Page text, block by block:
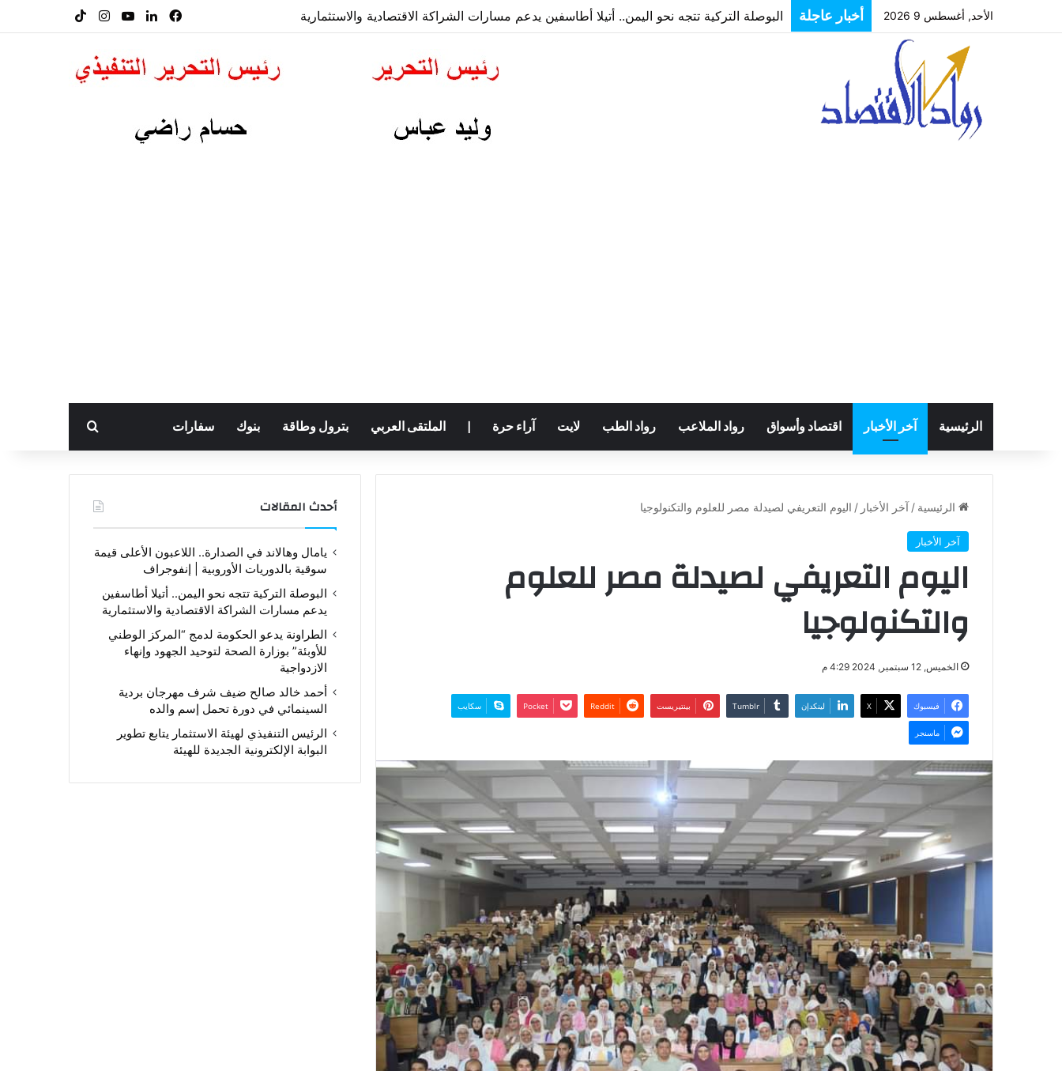
الأحد, أغسطس 9 2026 أخبار عاجلة
فيسبوكلينكدإن‫YouTube
انستقرام
الرئيسية آخر الأخبار اقتصاد وأسواق رواد الملاعب رواد الطب لايت آراء حرة الملتقى العربي بترول وطاقة بنوك سفارات بحث عن
الرئيسية / آخر الأخبار / اليوم التعريفي لصيدلة مصر للعلوم والتكنولوجيا
آخر الأخبار
اليوم التعريفي لصيدلة مصر للعلوم
والتكنولوجيا
الخميس, 12 سبتمبر, 2024 4:29 م
فيسبوك ‫X لينكدإن بينتيريست ‫Pocket سكايب
ماسنجر
أحدث المقالات
يامال وهالاند في الصدارة.. اللاعبون الأعلى قيمة
سوقية بالدوريات الأوروبية | إنفوجراف
البوصلة التركية تتجه نحو اليمن.. أتيلا أطاسفين
يدعم مسارات الشراكة الاقتصادية والاستثمارية
الطراونة يدعو الحكومة لدمج “المركز الوطني
للأوبئة” بوزارة الصحة لتوحيد الجهود وإنهاء
الازدواجية
أحمد خالد صالح ضيف شرف مهرجان بردية
السينمائي في دورة تحمل إسم والده
الرئيس التنفيذي لهيئة الاستثمار يتابع تطوير
البوابة الإلكترونية الجديدة للهيئة